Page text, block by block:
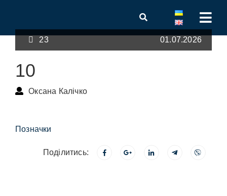
23 01.07.2026
10
Оксана Калічко
Позначки
Поділитись: